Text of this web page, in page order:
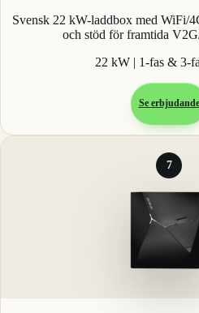
Svensk 22 kW-laddbox med WiFi/
och stöd för framtida
22 kW | 1-fas & 3-
Se erbjudande
7